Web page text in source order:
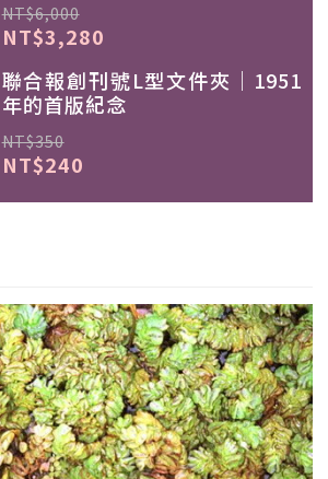
NT$6,000
NT$3,280
聯合報創刊號L型文件夾｜1951
年的首版紀念
NT$350
NT$240